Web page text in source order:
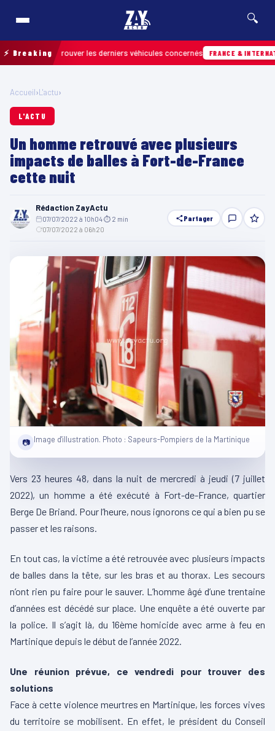
🔍
⚡ Breaking
retrouver les derniers véhicules concernés FRANCE & INTERNATIONALE
Accueil›L'actu›
L'ACTU
Un homme retrouvé avec plusieurs
impacts de balles à Fort-de-France
cette nuit
Rédaction ZayActu
07/07/2022 à 10h04⏱ 2 min
07/07/2022 à 06h20
Partager
📷 Image d'illustration. Photo : Sapeurs-Pompiers de la Martinique
Vers 23 heures 48, dans la nuit de mercredi à jeudi (7 juillet
2022), un homme a été exécuté à Fort-de-France, quartier
Berge De Briand. Pour l’heure, nous ignorons ce qui a bien pu se
passer et les raisons.
En tout cas, la victime a été retrouvée avec plusieurs impacts
de balles dans la tête, sur les bras et au thorax. Les secours
n’ont rien pu faire pour le sauver. L’homme âgé d’une trentaine
d’années est décédé sur place. Une enquête a été ouverte par
la police. Il s’agit là, du 16ème homicide avec arme à feu en
Martinique depuis le début de l’année 2022.
Une réunion prévue, ce vendredi pour trouver des
solutions
Face à cette violence meurtres en Martinique, les forces vives
du territoire se mobilisent. En effet, le président du Conseil